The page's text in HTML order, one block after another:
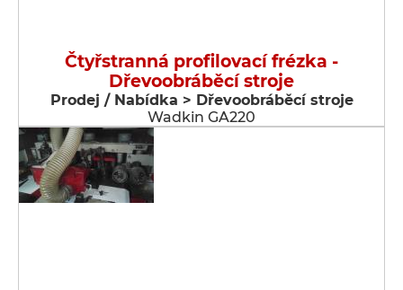
Čtyřstranná profilovací frézka -
Dřevoobráběcí stroje
Prodej / Nabídka > Dřevoobráběcí stroje
Wadkin GA220